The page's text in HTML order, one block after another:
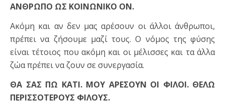
ΑΝΘΡΩΠΟ ΩΣ ΚΟΙΝΩΝΙΚΟ ΟΝ.
Ακόμη και αν δεν μας αρέσουν οι άλλοι άνθρωποι,
πρέπει να ζήσουμε μαζί τους. Ο νόμος της φύσης
είναι τέτοιος που ακόμη και οι μέλισσες και τα άλλα
ζώα πρέπει να ζουν σε συνεργασία.
ΘΑ ΣΑΣ ΠΩ ΚΑΤΙ. ΜΟΥ ΑΡΕΣΟΥΝ ΟΙ ΦΙΛΟΙ. ΘΕΛΩ
ΠΕΡΙΣΣΟΤΕΡΟΥΣ ΦΙΛΟΥΣ.